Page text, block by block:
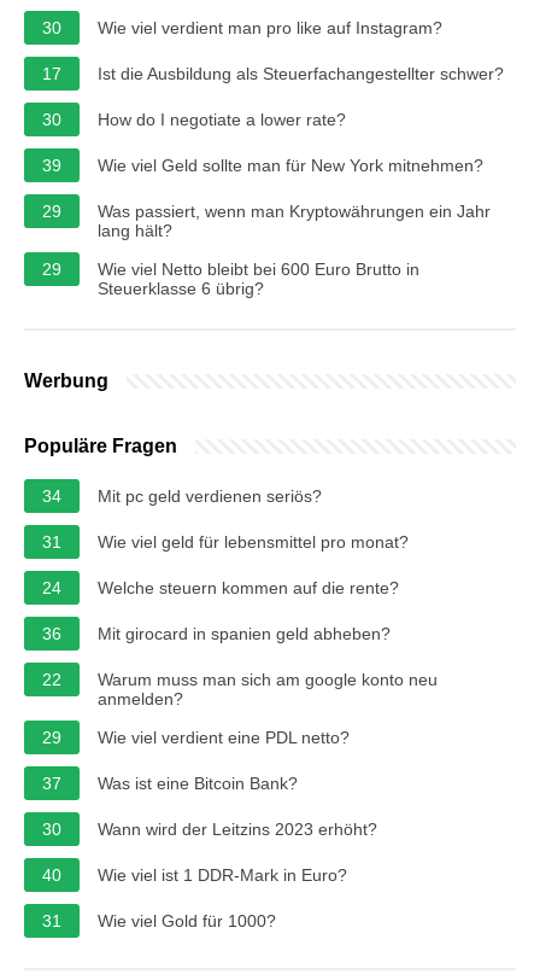
30
Wie viel verdient man pro like auf Instagram?
17 Ist die Ausbildung als Steuerfachangestellter schwer?
30 How do I negotiate a lower rate?
39 Wie viel Geld sollte man für New York mitnehmen?
29
Was passiert, wenn man Kryptowährungen ein Jahr
lang hält?
29
Wie viel Netto bleibt bei 600 Euro Brutto in
Steuerklasse 6 übrig?
Werbung
Populäre Fragen
34 Mit pc geld verdienen seriös?
31 Wie viel geld für lebensmittel pro monat?
24 Welche steuern kommen auf die rente?
36 Mit girocard in spanien geld abheben?
22
Warum muss man sich am google konto neu
anmelden?
29
Wie viel verdient eine PDL netto?
37 Was ist eine Bitcoin Bank?
30 Wann wird der Leitzins 2023 erhöht?
40 Wie viel ist 1 DDR-Mark in Euro?
31 Wie viel Gold für 1000?